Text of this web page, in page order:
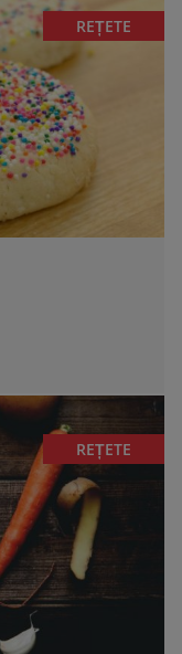
REȚETE
REȚETE